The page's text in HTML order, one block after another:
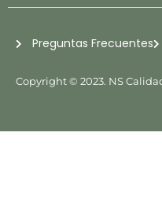
G
R
A
M
Copyright © 2023. NS
Preguntas Frecuentes